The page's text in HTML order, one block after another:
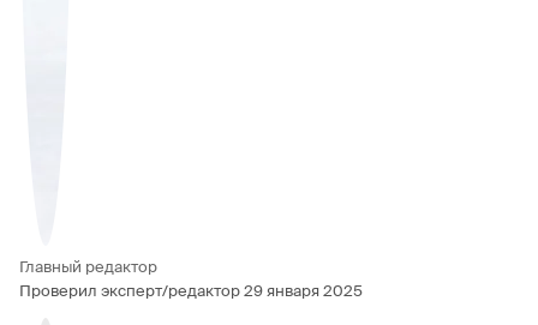
Главный редактор
Проверил эксперт/редактор29 января 2025